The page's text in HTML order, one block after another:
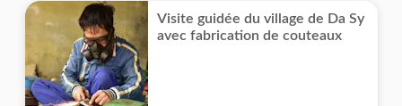
Visite guidée du village de Da Sy
avec fabrication de couteaux